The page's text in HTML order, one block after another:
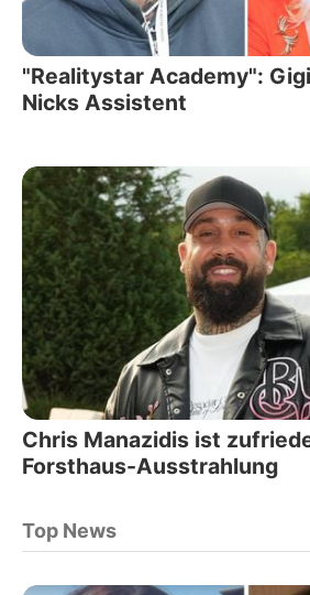
"Realitystar Academy":
Nicks Assistent
Chris Manazidis ist
Forsthaus-Ausstrahlung
Top News